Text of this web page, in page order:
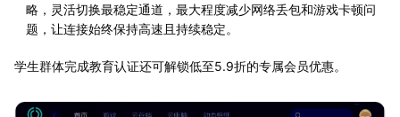
略，灵活切换最稳定通道，最大程度减少网络丢包和游戏卡顿问
题，让连接始终保持高速且持续稳定。
学生群体完成教育认证还可解锁低至5.9折的专属会员优惠。